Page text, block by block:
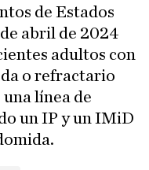
de Estados
abril de 2024
adultos con
o refractario
línea de
un IP y un IMiD